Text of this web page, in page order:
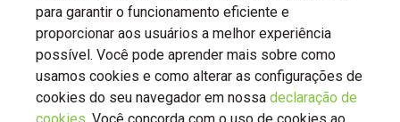
para garantir o funcionamento eficiente e
proporcionar aos usuários a melhor experiência
possível. Você pode aprender mais sobre como
usamos cookies e como alterar as configurações de
cookies do seu navegador em nossa declaração de